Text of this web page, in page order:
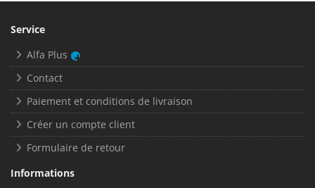
Service
Alfa Plus
Contact
Paiement et conditions de livraison
Créer un compte client
Formulaire de retour
Informations